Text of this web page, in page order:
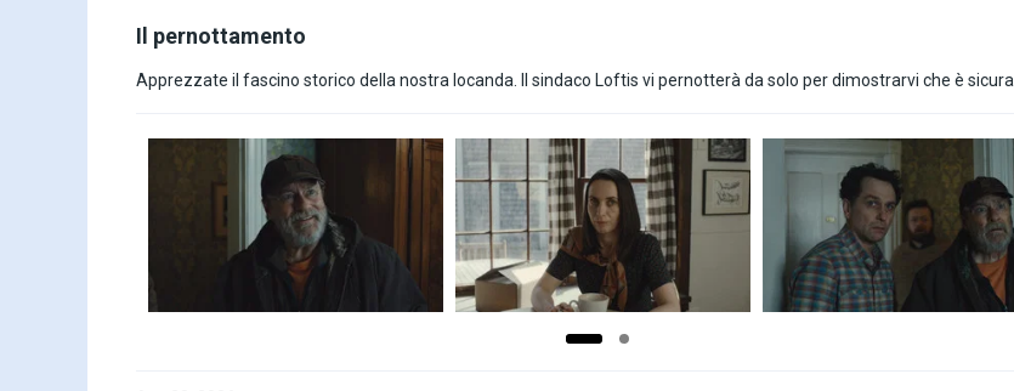
Il pernottamento
Apprezzate il fascino storico della nostra locanda. Il sindaco Loftis vi pernotterà da solo per dimostrarvi che è sicura.